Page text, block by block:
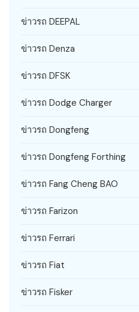
ข่าวรถ DEEPAL
ข่าวรถ Denza
ข่าวรถ DFSK
ข่าวรถ Dodge Charger
ข่าวรถ Dongfeng
ข่าวรถ Dongfeng Forthing
ข่าวรถ Fang Cheng BAO
ข่าวรถ Farizon
ข่าวรถ Ferrari
ข่าวรถ Fiat
ข่าวรถ Fisker